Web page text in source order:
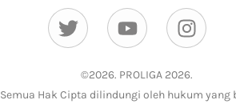
TwitterYoutube
©2026. PROLIGA 2026.
Semua Hak Cipta dilindungi oleh hukum yang